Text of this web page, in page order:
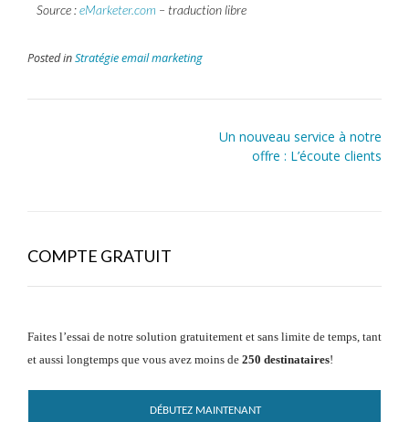
Source :eMarketer.com – traduction libre
Posted inStratégie email marketing
Un nouveau service à notre
offre : L’écoute clients
COMPTE GRATUIT
Faites l’essai de notre solution gratuitement et sans limite de temps, tant
et aussi longtemps que vous avez moins de 250 destinataires!
DÉBUTEZ MAINTENANT